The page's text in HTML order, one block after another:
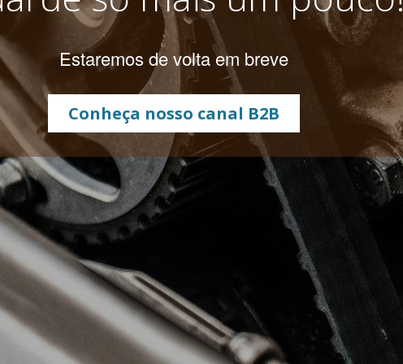
Estaremos de volta em breve
Conheça nosso canal B2B